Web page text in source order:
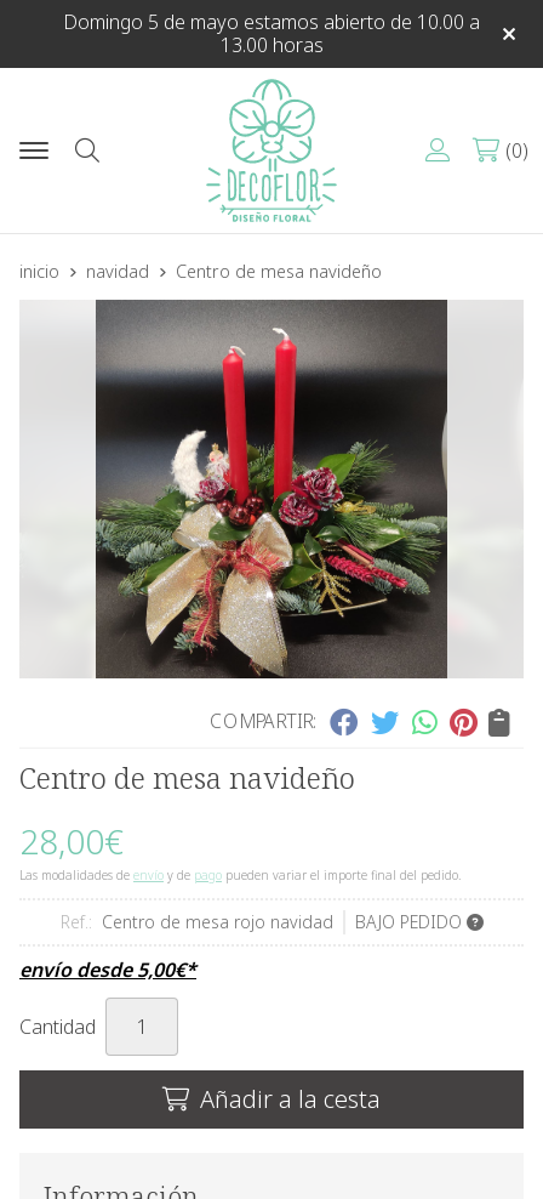
Domingo 5 de mayo estamos abierto de 10.00 a
13.00 horas
Buscar
0
inicio navidad Centro de mesa navideño
COMPARTIR:
Centro de mesa navideño
28,00€
Las modalidades de envío y de pago pueden variar el importe final del pedido.
Ref.: Centro de mesa rojo navidad BAJO PEDIDO
envío desde5,00€*
Cantidad
Añadir a la cesta